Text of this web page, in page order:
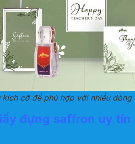
cỡ để phù hợp với nhiều dòng
đựng saffron uy tín